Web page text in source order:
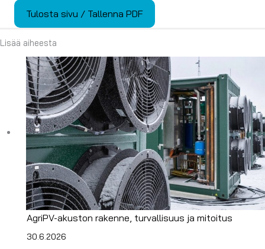
Tulosta sivu / Tallenna PDF
Lisää aiheesta
AgriPV-akuston rakenne, turvallisuus ja mitoitus
30.6.2026